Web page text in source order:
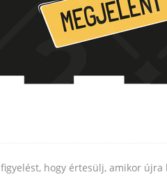
hogy értesülj, amikor